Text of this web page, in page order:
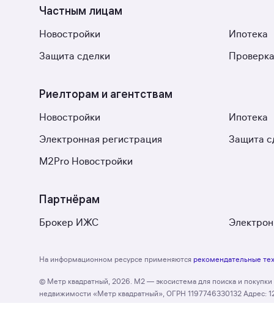
Частным лицам
Новостройки
Ипотека
Защита сделки
Риелторам и агентствам
Новостройки
Ипотека
Электронная регистрация
Защита
M2Pro Новостройки
Партнёрам
Брокер ИЖС
На информационном ресурсе применяются рекомендательные
© Метр квадратный, 2026. М2 — экосистема для поиска и
недвижимости «Метр квадратный», ОГРН 1197746330132 Адрес: